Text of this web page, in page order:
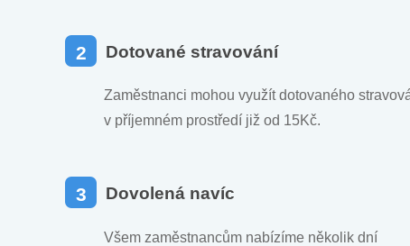
2 Dotované stravování
Zaměstnanci mohou využít dotovaného
v příjemném prostředí již od 15Kč.
3 Dovolená navíc
Všem zaměstnancům nabízíme několik dní